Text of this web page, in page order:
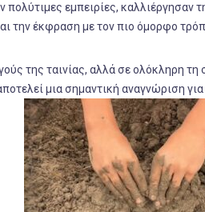
πολύτιμες εμπειρίες, καλλιέργησαν
την έκφραση με τον πιο όμορφο
της ταινίας, αλλά σε ολόκληρη τη
μια σημαντική αναγνώριση